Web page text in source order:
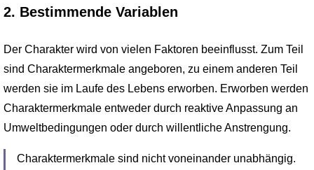
2. Bestimmende Variablen
Der Charakter wird von vielen Faktoren beeinflusst. Zum Teil
sind Charaktermerkmale angeboren, zu einem anderen Teil
werden sie im Laufe des Lebens erworben. Erworben werden
Charaktermerkmale entweder durch reaktive Anpassung an
Umweltbedingungen oder durch willentliche Anstrengung.
Charaktermerkmale sind nicht voneinander unabhängig.